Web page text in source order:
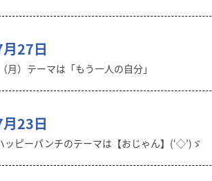
27日
月）テーマは「もう一人の自分」
23日
ッピーパンチのテーマは【おじゃん】(‘◇’)ゞ